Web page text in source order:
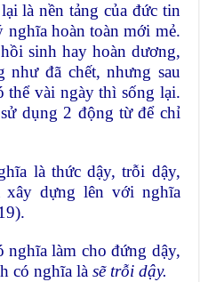
là nền tảng của đức tin
hoàn toàn mới mẻ.
sinh hay hoàn dương,
đã chết, nhưng sau
thể vài ngày thì sống lại.
dụng 2 động từ để chỉ
là thức dậy, trỗi dậy,
xây dựng lên với nghĩa
nghĩa làm cho đứng dậy,
có nghĩa làsẽ trỗi dậy.